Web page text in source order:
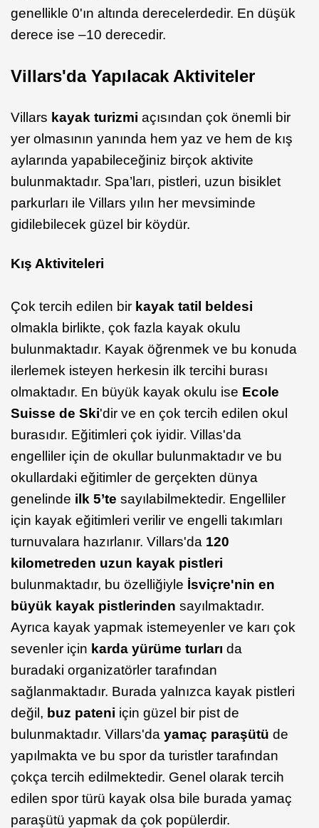
genellikle 0'ın altında derecelerdedir. En düşük
derece ise –10 derecedir.
Villars'da Yapılacak Aktiviteler
Villars kayak turizmi açısından çok önemli bir
yer olmasının yanında hem yaz ve hem de kış
aylarında yapabileceğiniz birçok aktivite
bulunmaktadır. Spa’ları, pistleri, uzun bisiklet
parkurları ile Villars yılın her mevsiminde
gidilebilecek güzel bir köydür.
Kış Aktiviteleri
Çok tercih edilen bir kayak tatil beldesi
olmakla birlikte, çok fazla kayak okulu
bulunmaktadır. Kayak öğrenmek ve bu konuda
ilerlemek isteyen herkesin ilk tercihi burası
olmaktadır. En büyük kayak okulu ise Ecole
Suisse de Ski'dir ve en çok tercih edilen okul
burasıdır. Eğitimleri çok iyidir. Villas'da
engelliler için de okullar bulunmaktadır ve bu
okullardaki eğitimler de gerçekten dünya
genelinde ilk 5’te sayılabilmektedir. Engelliler
için kayak eğitimleri verilir ve engelli takımları
turnuvalara hazırlanır. Villars'da 120
kilometreden uzun kayak pistleri
bulunmaktadır, bu özelliğiyle İsviçre'nin en
büyük kayak pistlerinden sayılmaktadır.
Ayrıca kayak yapmak istemeyenler ve karı çok
sevenler için karda yürüme turları da
buradaki organizatörler tarafından
sağlanmaktadır. Burada yalnızca kayak pistleri
değil, buz pateni için güzel bir pist de
bulunmaktadır. Villars'da yamaç paraşütü de
yapılmakta ve bu spor da turistler tarafından
çokça tercih edilmektedir. Genel olarak tercih
edilen spor türü kayak olsa bile burada yamaç
paraşütü yapmak da çok popülerdir.